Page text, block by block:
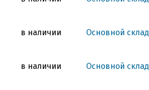
в наличии Основной склад
в наличии Основной склад